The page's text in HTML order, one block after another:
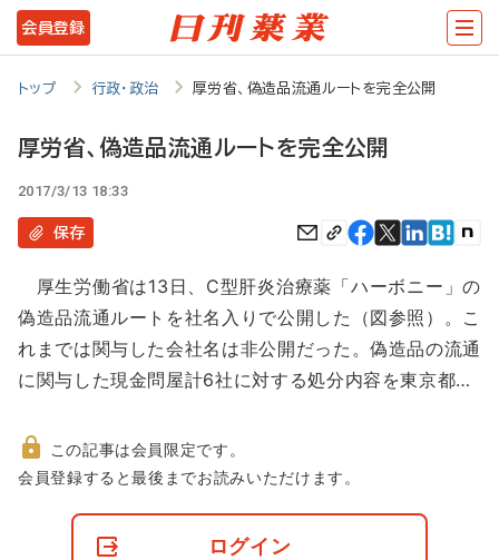
メ
イ
ン
テ
動
会員登録
トップ 行政・政治 厚労省、偽造品流通ルートを完全公開
厚労省、偽造品流通ルートを完全公開
2017/3/13 18:33
保存
厚生労働省は13日、C型肝炎治療薬「ハーボニー」の
偽造品流通ルートを社名入りで公開した（図参照）。こ
れまでは関与した会社名は非公開だった。偽造品の流通
に関与した現金問屋計6社に対する処分内容を東京都…
非
この記事は会員限定です。
会員登録すると最後までお読みいただけます。
ログイン